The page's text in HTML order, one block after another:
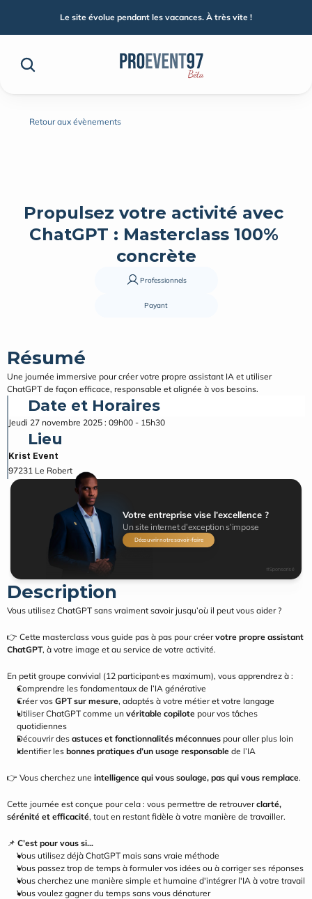
Retour aux évènements
Propulsez votre activité avec
ChatGPT : Masterclass 100%
concrète
Professionnels
Payant
Résumé
Une journée immersive pour créer votre propre assistant IA et utiliser
ChatGPT de façon efficace, responsable et alignée à vos besoins.
Date et Horaires
Jeudi 27 novembre 2025 : 09h00 - 15h30
Lieu
Krist Event
97231 Le Robert
Votre entreprise vise l’excellence ?
Un site internet d’exception s’impose
Découvrir notre savoir-faire
#Sponsorisé
Description
Vous utilisez ChatGPT sans vraiment savoir jusqu’où il peut vous aider ?
👉 Cette masterclass vous guide pas à pas pour créer votre propre assistant
ChatGPT, à votre image et au service de votre activité.
En petit groupe convivial (12 participant·es maximum), vous apprendrez à :
Comprendre les fondamentaux de l’IA générative
Créer vos GPT sur mesure, adaptés à votre métier et votre langage
Utiliser ChatGPT comme un véritable copilote pour vos tâches
quotidiennes
Découvrir des astuces et fonctionnalités méconnues pour aller plus loin
Identifier les bonnes pratiques d’un usage responsable de l’IA
👉 Vous cherchez une intelligence qui vous soulage, pas qui vous remplace.
Cette journée est conçue pour cela : vous permettre de retrouver clarté,
sérénité et efficacité, tout en restant fidèle à votre manière de travailler.
📌 C’est pour vous si…
Vous utilisez déjà ChatGPT mais sans vraie méthode
Vous passez trop de temps à formuler vos idées ou à corriger ses réponses
Vous cherchez une manière simple et humaine d'intégrer l'IA à votre travail
Vous voulez gagner du temps sans vous dénaturer
Le site évolue pendant les vacances. À très vite !